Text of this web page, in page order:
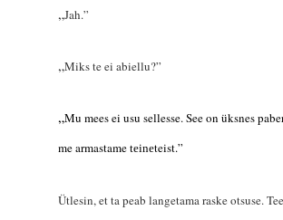
„Jah.”
„Miks te ei abiellu?”
„Mu mees ei usu sellesse. See on üksnes
mearmastame teineteist.”
Ütlesin, et ta peab langetama raske otsuse.